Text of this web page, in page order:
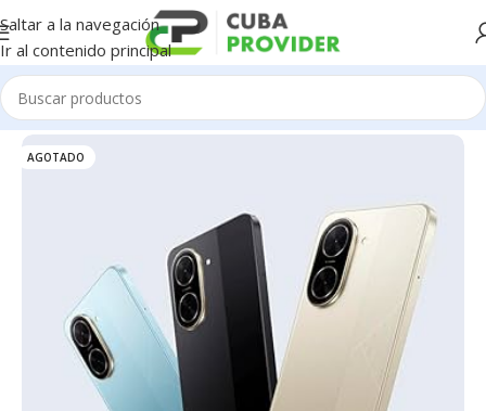
Saltar a la navegación
Ir al contenido principal
Inicio/Celulares/Xiaomi
AGOTADO